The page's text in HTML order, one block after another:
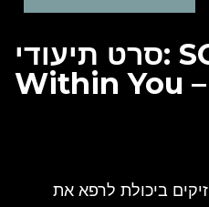
סרט תיעודי: SOURCE – It’s
ביכולת לרפא את